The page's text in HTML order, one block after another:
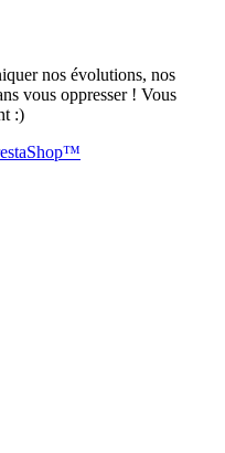
nos évolutions, nos
vous oppresser ! Vous
:)